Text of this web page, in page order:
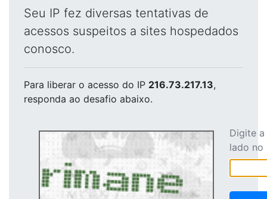
Seu IP fez diversas tentativas de
acessos suspeitos a sites hospedados
conosco.
Para liberar o acesso do IP 216.73.217.13,
responda ao desafio abaixo.
Digite
lado no